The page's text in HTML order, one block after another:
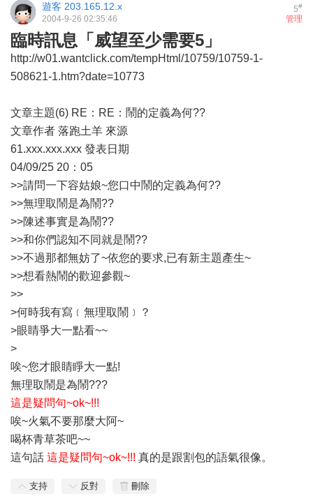
5#
遊客 203.165.12.x
管理
2004-9-26 02:35:46
臨時訊息「威望至少需要5」
http://w01.wantclick.com/tempHtml/10759/10759-1-
508621-1.htm?date=10773
文章主題(6) RE：RE：鬧的定義為何??
文章作者 落跑土羊 來源
61.xxx.xxx.xxx 發表日期
04/09/25 20：05
>>請問一下容姑娘~您口中鬧的定義為何??
>>無理取鬧是為鬧??
>>陳述事實是為鬧??
>>和你們認知不同就是鬧??
>>不過那都無妨了~依您的要求,已有新主題產生~
>>想看熱鬧的歡迎參觀~
>>
>何時我有寫﹝無理取鬧﹞？
>眼睛爭大一點看~~
>
唉~您才眼睛睜大一點!
無理取鬧是為鬧???
這是疑問句~ok~!!!
唉~火氣不要那麼大阿~
喝杯青草茶吧~~
這句話 這是疑問句~ok~!!! 真的是跟割包的語氣很像。
支持 反對 刪除